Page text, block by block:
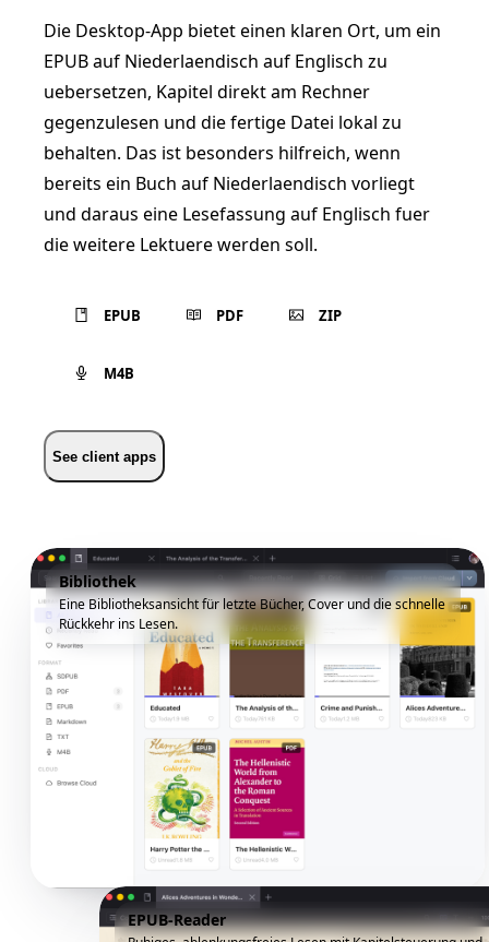
Die Desktop-App bietet einen klaren Ort, um ein
EPUB auf Niederlaendisch auf Englisch zu
uebersetzen, Kapitel direkt am Rechner
gegenzulesen und die fertige Datei lokal zu
behalten. Das ist besonders hilfreich, wenn
bereits ein Buch auf Niederlaendisch vorliegt
und daraus eine Lesefassung auf Englisch fuer
die weitere Lektuere werden soll.
EPUB PDF ZIP
M4B
See client apps
Bibliothek
Eine Bibliotheksansicht für letzte Bücher, Cover und die schnelle
Rückkehr ins Lesen.
EPUB-Reader